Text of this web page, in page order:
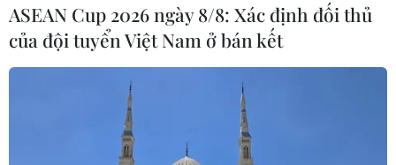
ASEAN Cup 2026 ngày 8/8: Xác định đối thủ
của đội tuyển Việt Nam ở bán kết